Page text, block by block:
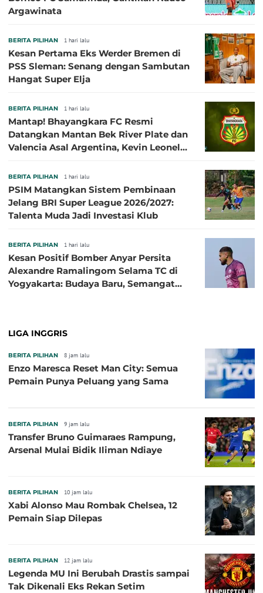
Argawinata
BERITA PILIHAN 1 hari lalu
Kesan Pertama Eks Werder Bremen di
PSS Sleman: Senang dengan Sambutan
Hangat Super Elja
BERITA PILIHAN 1 hari lalu
Mantap! Bhayangkara FC Resmi
Datangkan Mantan Bek River Plate dan
Valencia Asal Argentina, Kevin Leonel
BERITA PILIHAN 1 hari lalu
PSIM Matangkan Sistem Pembinaan
Jelang BRI Super League 2026/2027:
Talenta Muda Jadi Investasi Klub
BERITA PILIHAN 1 hari lalu
Kesan Positif Bomber Anyar Persita
Alexandre Ramalingom Selama TC di
Yogyakarta: Budaya Baru, Semangat
LIGA INGGRIS
BERITA PILIHAN 8 jam lalu
Enzo Maresca Reset Man City: Semua
Pemain Punya Peluang yang Sama
BERITA PILIHAN 9 jam lalu
Transfer Bruno Guimaraes Rampung,
Arsenal Mulai Bidik Iliman Ndiaye
BERITA PILIHAN 10 jam lalu
Xabi Alonso Mau Rombak Chelsea, 12
Pemain Siap Dilepas
BERITA PILIHAN 12 jam lalu
Legenda MU Ini Berubah Drastis sampai
Tak Dikenali Eks Rekan Setim